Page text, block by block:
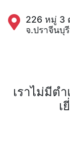
226 หมู่ 3
จ.ปราจีนบุ
เราไม่มีต
เ